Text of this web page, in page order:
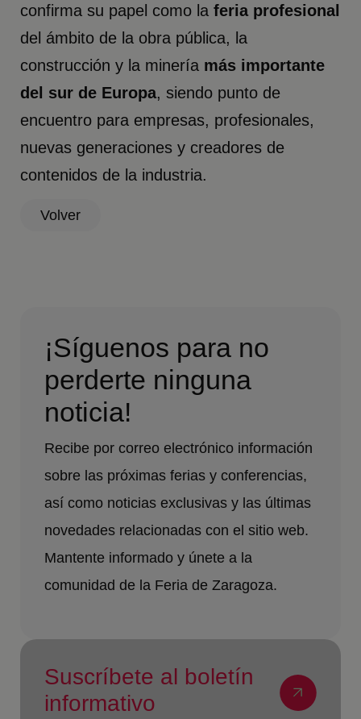
confirma su papel como laferia profesional
del ámbito de la obra pública, la
construcción y la minería más importante
del sur de Europa, siendo punto de
encuentro para empresas, profesionales,
nuevas generaciones y creadores de
contenidos de la industria.
Volver
¡Síguenos para no
perderte ninguna
noticia!
Recibe por correo electrónico información
sobre las próximas ferias y conferencias,
así como noticias exclusivas y las últimas
novedades relacionadas con el sitio web.
Mantente informado y únete a la
comunidad de la Feria de Zaragoza.
Suscríbete al boletín
informativo